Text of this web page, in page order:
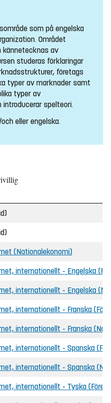
som på engelska
Området
kännetecknas av
studeras förklaringar
företags
typer av marknader samt
typer av
introducerar spelteori.
eller engelska.
(Nationalekonomi)
internationellt - Engelska
internationellt - Engelska
internationellt - Franska
internationellt - Franska
internationellt - Spanska
internationellt - Spanska
internationellt - Tyska